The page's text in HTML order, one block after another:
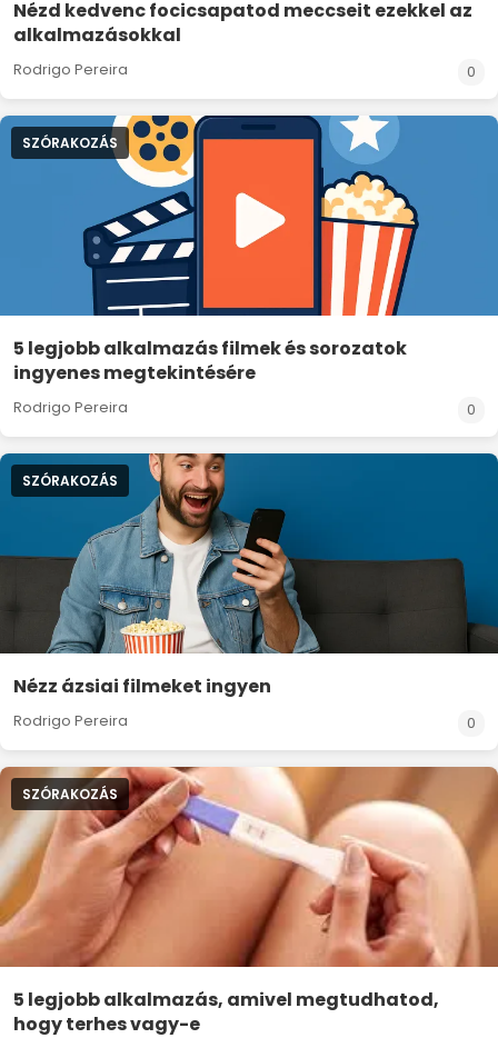
Nézd kedvenc focicsapatod meccseit ezekkel az
alkalmazásokkal
Rodrigo Pereira 0
SZÓRAKOZÁS
5 legjobb alkalmazás filmek és sorozatok
ingyenes megtekintésére
Rodrigo Pereira 0
SZÓRAKOZÁS
Nézz ázsiai filmeket ingyen
Rodrigo Pereira 0
SZÓRAKOZÁS
5 legjobb alkalmazás, amivel megtudhatod,
hogy terhes vagy-e